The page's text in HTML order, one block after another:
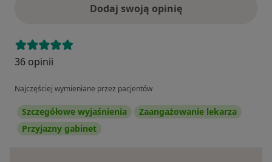
Dodaj swoją opinię
36 opinii
Najczęściej wymieniane przez pacjentów
Szczegółowe wyjaśnienia
Zaangażowanie lekarza
Przyjazny gabinet